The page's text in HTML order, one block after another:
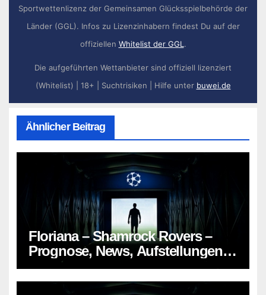
Sportwettenlizenz der Gemeinsamen Glücksspielbehörde der
Länder (GGL). Infos zu Lizenzinhabern findest Du auf der
offiziellen Whitelist der GGL .
Die aufgeführten Wettanbieter sind offiziell lizenziert
(Whitelist) | 18+ | Suchtrisiken | Hilfe unter buwei.de
Ähnlicher Beitrag
Floriana – Shamrock Rovers –
Prognose, News, Aufstellungen &
Tipp